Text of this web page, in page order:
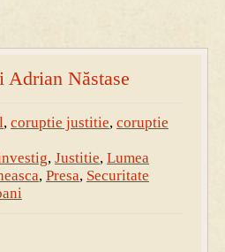
Adrian Năstase
, coruptie justitie, coruptie
, Justitie, Lumea
, Presa, Securitate